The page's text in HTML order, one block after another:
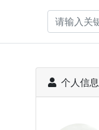
个人信息